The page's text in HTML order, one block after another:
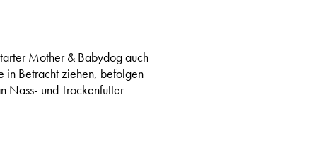
Mother & Babydog auch
in Betracht ziehen, befolgen
Nass- und Trockenfutter